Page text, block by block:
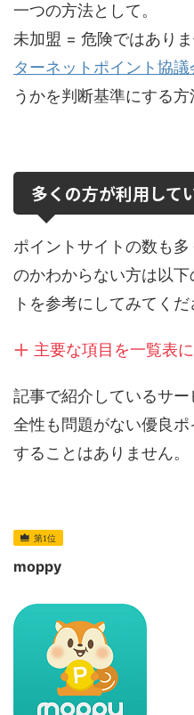
一つの方法として。
未加盟 = 危険ではあり
ターネットポイント協議
うかを判断基準にする方
多くの方が利用して
ポイントサイトの数も
のかわからない方は以
トを参考にしてみてくだ
主要な項目を一覧表に
記事で紹介しているサ
全性も問題がない優良
することはありません。
moppy